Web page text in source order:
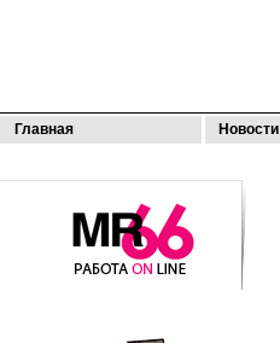
Главная Новости
МОЯ
РАБОТА